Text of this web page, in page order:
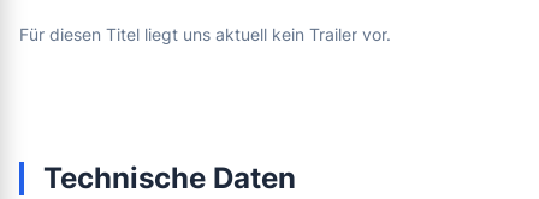
Für diesen Titel liegt uns aktuell kein Trailer vor.
Technische Daten